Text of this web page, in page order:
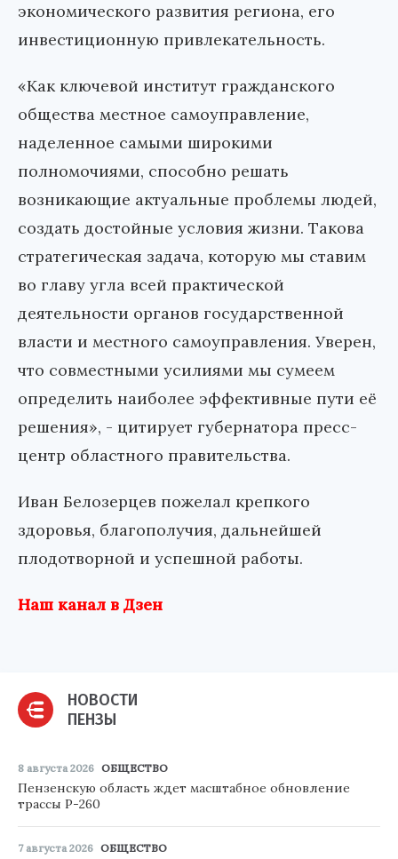
экономического развития региона, его
инвестиционную привлекательность.
«Как ключевой институт гражданского
общества местное самоуправление,
наделенное самыми широкими
полномочиями, способно решать
возникающие актуальные проблемы людей,
создать достойные условия жизни. Такова
стратегическая задача, которую мы ставим
во главу угла всей практической
деятельности органов государственной
власти и местного самоуправления. Уверен,
что совместными усилиями мы сумеем
определить наиболее эффективные пути её
решения», - цитирует губернатора пресс-
центр областного правительства.
Иван Белозерцев пожелал крепкого
здоровья, благополучия, дальнейшей
плодотворной и успешной работы.
Наш канал в Дзен
НОВОСТИ
ПЕНЗЫ
8 августа 2026 ОБЩЕСТВО
Пензенскую область ждет масштабное обновление
трассы Р-260
7 августа 2026 ОБЩЕСТВО